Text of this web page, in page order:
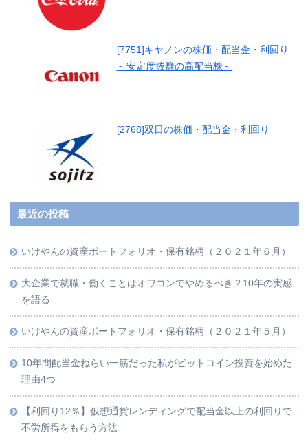
[7751]キヤノンの株価・配当金・利回り
～安定度抜群の高配当株～
[2768]双日の株価・配当金・利回り
最近の投稿
いけやんの資産ポートフォリオ・保有銘柄（２０２１年６月）
大企業で就職・働くことはオワコンでやめるべき？10年の実感
を語る
いけやんの資産ポートフォリオ・保有銘柄（２０２１年５月）
10年間配当金ねらい一筋だった私がビットコイン投資を始めた
理由4つ
【利回り12％】仮想通貨レンディングで配当金以上の利回りで
不労所得をもらう方法